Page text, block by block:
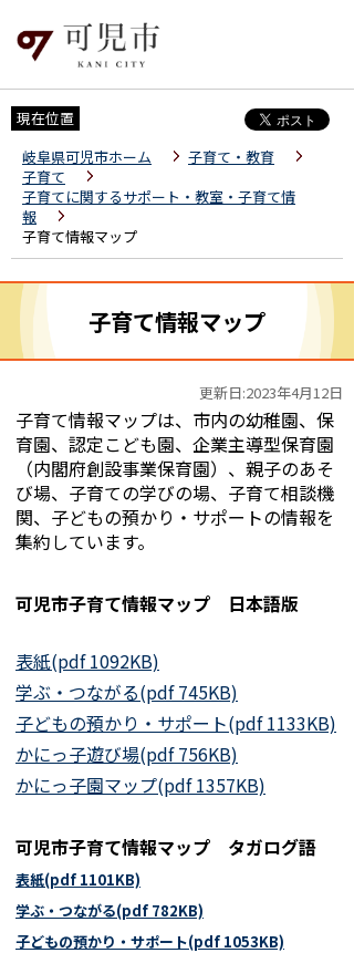
現在位置
岐阜県可児市ホーム
子育て・教育
子育て
子育てに関するサポート・教室・子育て情
報
子育て情報マップ
子育て情報マップ
更新日:2023年4月12日
子育て情報マップは、市内の幼稚園、保
育園、認定こども園、企業主導型保育園
（内閣府創設事業保育園）、親子のあそ
び場、子育ての学びの場、子育て相談機
関、子どもの預かり・サポートの情報を
集約しています。
可児市子育て情報マップ 日本語版
表紙(pdf 1092KB)
学ぶ・つながる(pdf 745KB)
子どもの預かり・サポート(pdf 1133KB)
かにっ子遊び場(pdf 756KB)
かにっ子園マップ(pdf 1357KB)
可児市子育て情報マップ タガログ語
表紙(pdf 1101KB)
学ぶ・つながる(pdf 782KB)
子どもの預かり・サポート(pdf 1053KB)